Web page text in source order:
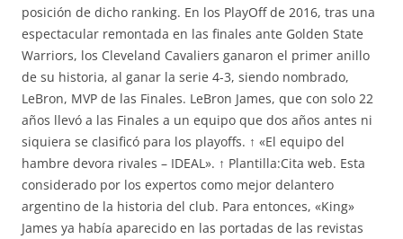
posición de dicho ranking. En los PlayOff de 2016, tras una
espectacular remontada en las finales ante Golden State
Warriors, los Cleveland Cavaliers ganaron el primer anillo
de su historia, al ganar la serie 4-3, siendo nombrado,
LeBron, MVP de las Finales. LeBron James, que con solo 22
años llevó a las Finales a un equipo que dos años antes ni
siquiera se clasificó para los playoffs. ↑ «El equipo del
hambre devora rivales – IDEAL». ↑ Plantilla:Cita web. Esta
considerado por los expertos como mejor delantero
argentino de la historia del club. Para entonces, «King»
James ya había aparecido en las portadas de las revistas